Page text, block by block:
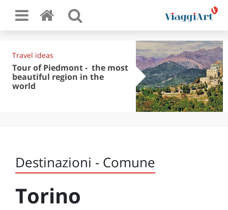
Travel ideas
Tour of Piedmont - the most
beautiful region in the
world
Destinazioni - Comune
Torino